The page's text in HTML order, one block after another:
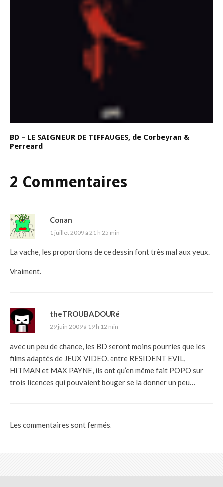
BD – LE SAIGNEUR DE TIFFAUGES, de Corbeyran &
Perreard
2 Commentaires
Conan
1 juillet 2009 à 21 h 25 min
La vache, les proportions de ce dessin font très mal aux yeux.
Vraiment.
theTROUBADOURé
29 juin 2009 à 19 h 12 min
avec un peu de chance, les BD seront moins pourries que les
films adaptés de JEUX VIDEO. entre RESIDENT EVIL,
HITMAN et MAX PAYNE, ils ont qu’en même fait POPO sur
trois licences qui pouvaient bouger se la donner un peu…
Les commentaires sont fermés.